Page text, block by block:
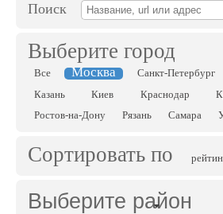
Поиск
Выберите город
Все Москва Санкт-Петербург
Казань
Киев Краснодар
Ростов-на-Дону
Рязань Самара
Сортировать по
Выберите район